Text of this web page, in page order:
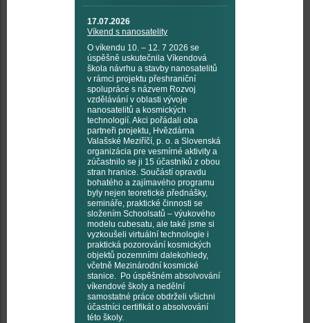
17.07.2026
Víkend s nanosatelity
O víkendu 10. – 12. 7 2026 se
úspěšně uskutečnila Víkendová
škola návrhu a stavby nanosatelitů
v rámci projektu přeshraniční
spolupráce s názvem Rozvoj
vzdělávání v oblasti vývoje
nanosatelitů a kosmických
technologií. Akci pořádali oba
partneři projektu, Hvězdárna
Valašské Meziříčí, p. o. a Slovenská
organizácia pre vesmírné aktivity a
zúčastnilo se ji 15 účastníků z obou
stran hranice. Součástí opravdu
bohatého a zajímavého programu
byly nejen teoretické přednášky,
semináře, praktické činnosti se
složením Schoolsatů – výukového
modelu cubesatu, ale také jsme si
vyzkoušeli virtuální technologie i
praktická pozorování kosmických
objektů pozemními dalekohledy,
včetně Mezinárodní kosmické
stanice. Po úspěšném absolvování
víkendové školy a nedělní
samostatné práce obdrželi všichni
účastníci certifikát o absolvování
této školy.